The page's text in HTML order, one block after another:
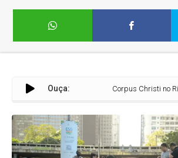
Ouça: Corpus Christi no